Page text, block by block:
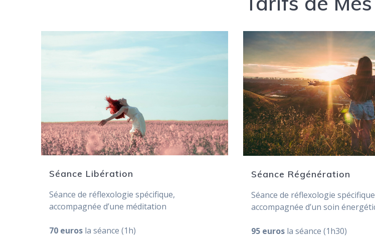
Séance Libération
Séance de réflexologie spécifique,
accompagnée d’une méditation
70 euros la séance (1h)
Séance Régénération
Séance de réflexologie
accompagnée d’un soin
95 euros la séance (1h30)